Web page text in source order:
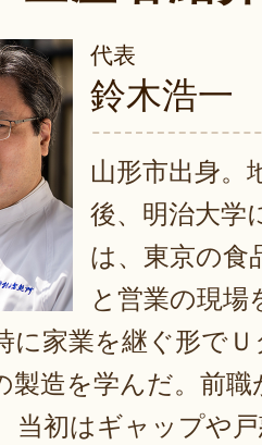
代表
鈴木浩一
山形市出身。
後、明治大学
は、東京の食
と営業の現場
に家業を継ぐ形で
製造を学んだ。前
当初はギャップや